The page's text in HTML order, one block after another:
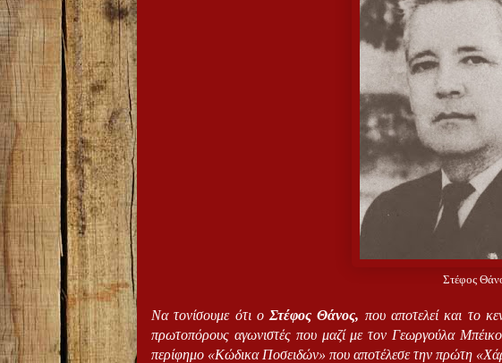
Στέφος
Να τονίσουμε ότι οΣτέφος Θάνος, που αποτελεί και το
πρωτοπόρους αγωνιστές που μαζί με τον Γεωργούλα
περίφημο «Κώδικα Ποσειδών» που αποτέλεσε την πρώτη